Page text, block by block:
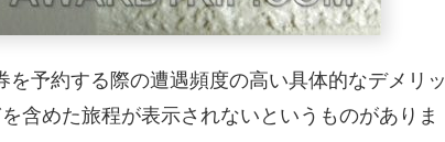
予約する際の遭遇頻度の高い具体的なデメリッ
含めた旅程が表示されないというものがありま